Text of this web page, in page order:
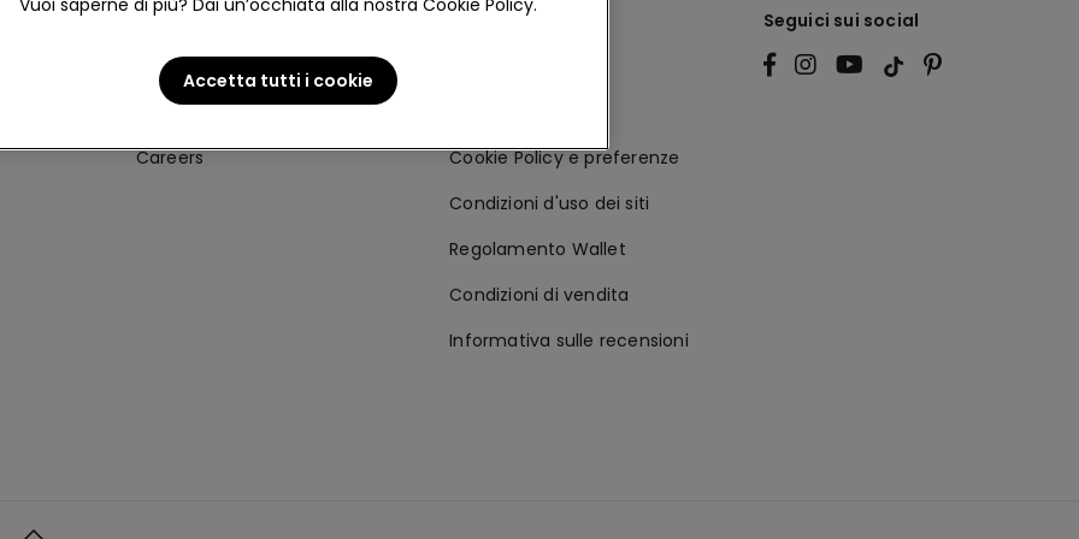
Corporate
Company Info
Franchising
Careers
Area legale
Cookie Policy e preferenze
Condizioni d'uso dei siti
Regolamento Wallet
Condizioni di vendita
Informativa sulle recensioni
Seguici sui social
Vuoi saperne di più? Dai un’occhiata alla nostra Cookie Policy.
Accetta tutti i cookie